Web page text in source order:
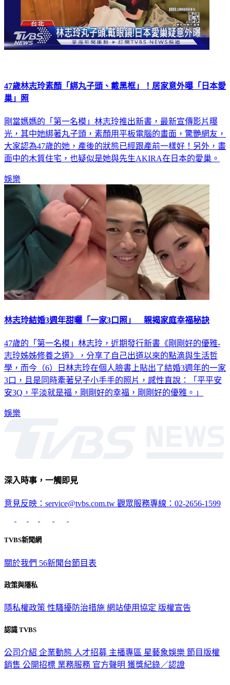
47歲林志玲素顏「綁丸子頭、戴黑框」！居家意外曝「日本愛
巢」照
剛當媽媽的「第一名模」林志玲推出新書，最新宣傳影片曝
光，其中她綁著丸子頭，素顏用平板電腦的畫面，驚艷網友，
大家認為47歲的她，產後的狀態已經跟產前一樣好！另外，畫
面中的木質住宅，也疑似是她與先生AKIRA在日本的愛巢。
娛樂
林志玲結婚3週年甜曬「一家3口照」 親揭家庭幸福秘訣
47歲的「第一名模」林志玲，近期發行新書《剛剛好的優雅-
志玲姊姊修養之道》，分享了自己出道以來的點滴與生活哲
學，而今（6）日林志玲在個人臉書上貼出了結婚3週年的一家
3口，且是同時牽著兒子小手手的照片，感性直說：「平平安
安3Q，平淡就是福，剛剛好的幸福，剛剛好的優雅。」
娛樂
深入時事，一觸即見
意見反映：service@tvbs.com.tw 觀眾服務專線：02-2656-1599
TVBS新聞網
關於我們 56新聞台節目表
政策與隱私
隱私權政策 性騷擾防治措施 網站使用協定 版權宣告
認識 TVBS
公司介紹 企業動態 人才招募 主播專區 星藝象娛樂 節目版權
銷售 公開招標 業務服務 官方聲明 獲獎紀錄／認證